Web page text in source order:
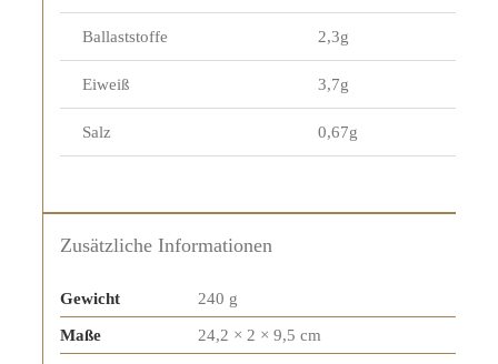
Ballaststoffe 2,3g
Eiweiß 3,7g
Salz 0,67g
Zusätzliche Informationen
Gewicht 240 g
Maße 24,2 × 2 × 9,5 cm